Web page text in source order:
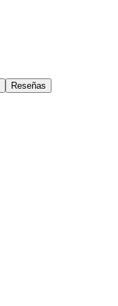
Reseñas